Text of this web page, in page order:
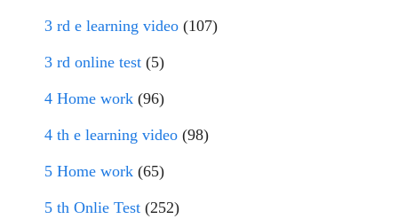
3 rd e learning video (107)
3 rd online test (5)
4 Home work (96)
4 th e learning video (98)
5 Home work (65)
5 th Onlie Test (252)